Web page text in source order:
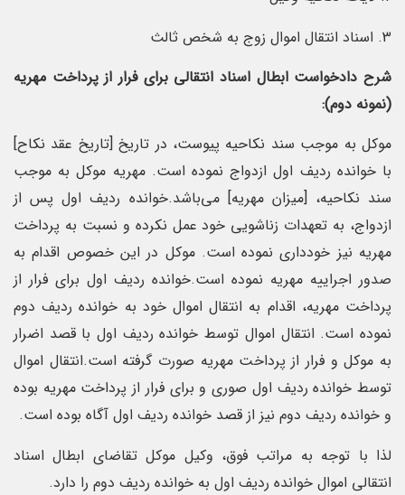
3. اسناد انتقال اموال زوج به شخص ثالث
شرح دادخواست ابطال اسناد انتقالی برای فرار از پرداخت مهریه
(نمونه دوم):
موکل به موجب سند نکاحیه پیوست، در تاریخ [تاریخ عقد نکاح]
با خوانده ردیف اول ازدواج نموده است. مهریه موکل به موجب
سند نکاحیه، [میزان مهریه] می‌باشد.خوانده ردیف اول پس از
ازدواج، به تعهدات زناشویی خود عمل نکرده و نسبت به پرداخت
مهریه نیز خودداری نموده است. موکل در این خصوص اقدام به
صدور اجراییه مهریه نموده است.خوانده ردیف اول برای فرار از
پرداخت مهریه، اقدام به انتقال اموال خود به خوانده ردیف دوم
نموده است. انتقال اموال توسط خوانده ردیف اول با قصد اضرار
به موکل و فرار از پرداخت مهریه صورت گرفته است.انتقال اموال
توسط خوانده ردیف اول صوری و برای فرار از پرداخت مهریه بوده
و خوانده ردیف دوم نیز از قصد خوانده ردیف اول آگاه بوده است.
لذا با توجه به مراتب فوق، وکیل موکل تقاضای ابطال اسناد
انتقالی اموال خوانده ردیف اول به خوانده ردیف دوم را دارد.